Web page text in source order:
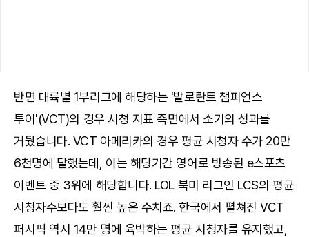
반면 대륙별 1부리그에 해당하는 '발로란트 챔피언스
투어'(VCT)의 경우 시청 지표 측면에서 소기의 성과를
거뒀습니다. VCT 아메리카의 경우 평균 시청자 수가 20만
6천명에 달했는데, 이는 해당기간 영어로 방송된 e스포츠
이벤트 중 3위에 해당합니다. LOL 북미 리그인 LCS의 평균
시청자수보다도 훨씬 높은 수치죠. 한국에서 펼쳐진 VCT
퍼시픽 역시 14만 명에 육박하는 평균 시청자를 유지했고,